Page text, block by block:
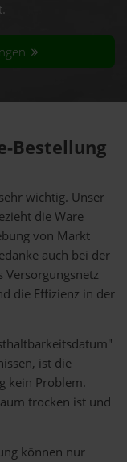
Bestellung
wichtig. Unser
die Ware
von Markt
auch bei der
die Effizienz in der
ist die
kein Problem.
trocken ist und
können nur